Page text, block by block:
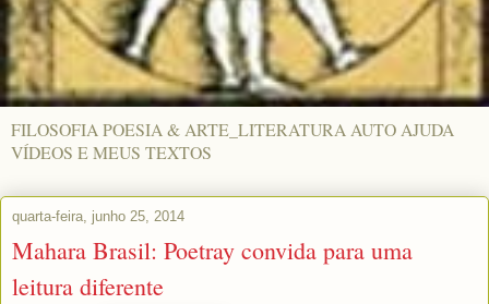
FILOSOFIA POESIA & ARTE_LITERATURA AUTO AJUDA
VÍDEOS E MEUS TEXTOS
quarta-feira, junho 25, 2014
Mahara Brasil: Poetray convida para uma
leitura diferente